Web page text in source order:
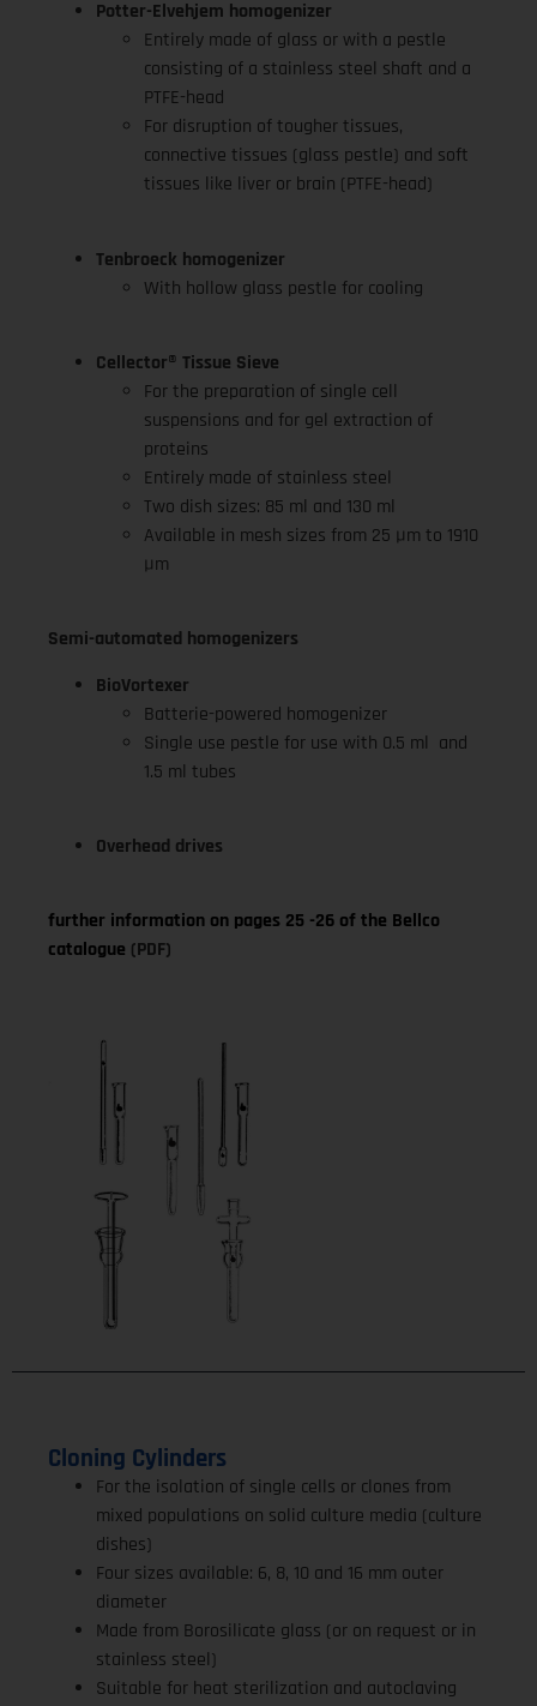
Potter-Elvehjem homogenizer
Entirely made of glass or with a pestle
consisting of a stainless steel shaft and a
PTFE-head
For disruption of tougher tissues,
connective tissues (glass pestle) and soft
tissues like liver or brain (PTFE-head)
Tenbroeck homogenizer
With hollow glass pestle for cooling
Cellector® Tissue Sieve
For the preparation of single cell
suspensions and for gel extraction of
proteins
Entirely made of stainless steel
Two dish sizes: 85 ml and 130 ml
Available in mesh sizes from 25 Μm to 1910
Μm
Semi-automated homogenizers
BioVortexer
Batterie-powered homogenizer
Single use pestle for use with 0.5 ml and
1.5 ml tubes
Overhead drives
further information on pages 25 -26 of the Bellco
catalogue (PDF)
Cloning Cylinders
For the isolation of single cells or clones from
mixed populations on solid culture media (culture
dishes)
Four sizes available: 6, 8, 10 and 16 mm outer
diameter
Made from Borosilicate glass (or on request or in
stainless steel)
Suitable for heat sterilization and autoclaving